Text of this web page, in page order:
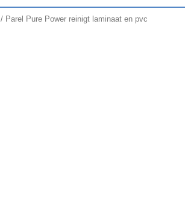
/ Parel Pure Power reinigt laminaat en pvc